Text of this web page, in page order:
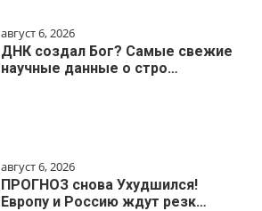
август 6, 2026
ДНК создал Бог? Самые свежие
научные данные о стро…
август 6, 2026
ПРОГНОЗ снова Ухудшился!
Европу и Россию ждут резк…